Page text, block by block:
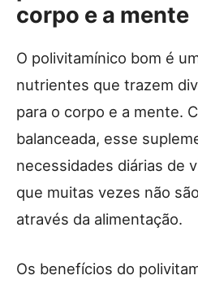
corpo e a mente
O polivitamínico bom é
nutrientes que trazem
para o corpo e a mente.
balanceada, esse
necessidades diárias de
que muitas vezes não
através da alimentação.
Os benefícios do